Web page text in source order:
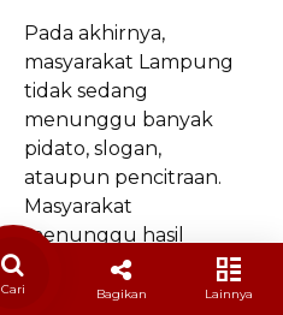
Pada akhirnya,
masyarakat Lampung
tidak sedang
menunggu banyak
pidato, slogan,
ataupun pencitraan.
Masyarakat
menunggu hasil
nyata. Mereka ingin
merasakan pelayanan
Cari Bagikan Lainnya